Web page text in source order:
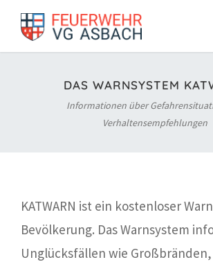
DAS WARNSYSTEM
Informationen über
Verhaltensempfehlungen
KATWARN ist ein kostenloser
Bevölkerung. Das Warnsystem
Unglücksfällen wie Großbränden,